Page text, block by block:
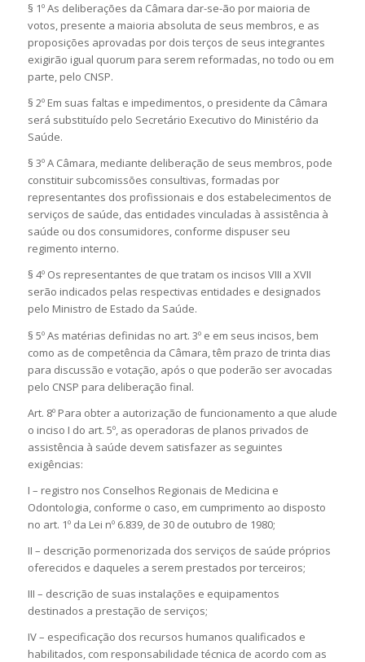
§ 1º As deliberações da Câmara dar-se-ão por maioria de
votos, presente a maioria absoluta de seus membros, e as
proposições aprovadas por dois terços de seus integrantes
exigirão igual quorum para serem reformadas, no todo ou em
parte, pelo CNSP.
§ 2º Em suas faltas e impedimentos, o presidente da Câmara
será substituído pelo Secretário Executivo do Ministério da
Saúde.
§ 3º A Câmara, mediante deliberação de seus membros, pode
constituir subcomissões consultivas, formadas por
representantes dos profissionais e dos estabelecimentos de
serviços de saúde, das entidades vinculadas à assistência à
saúde ou dos consumidores, conforme dispuser seu
regimento interno.
§ 4º Os representantes de que tratam os incisos VIII a XVII
serão indicados pelas respectivas entidades e designados
pelo Ministro de Estado da Saúde.
§ 5º As matérias definidas no art. 3º e em seus incisos, bem
como as de competência da Câmara, têm prazo de trinta dias
para discussão e votação, após o que poderão ser avocadas
pelo CNSP para deliberação final.
Art. 8º Para obter a autorização de funcionamento a que alude
o inciso I do art. 5º, as operadoras de planos privados de
assistência à saúde devem satisfazer as seguintes
exigências:
I – registro nos Conselhos Regionais de Medicina e
Odontologia, conforme o caso, em cumprimento ao disposto
no art. 1º da Lei nº 6.839, de 30 de outubro de 1980;
II – descrição pormenorizada dos serviços de saúde próprios
oferecidos e daqueles a serem prestados por terceiros;
III – descrição de suas instalações e equipamentos
destinados a prestação de serviços;
IV – especificação dos recursos humanos qualificados e
habilitados, com responsabilidade técnica de acordo com as